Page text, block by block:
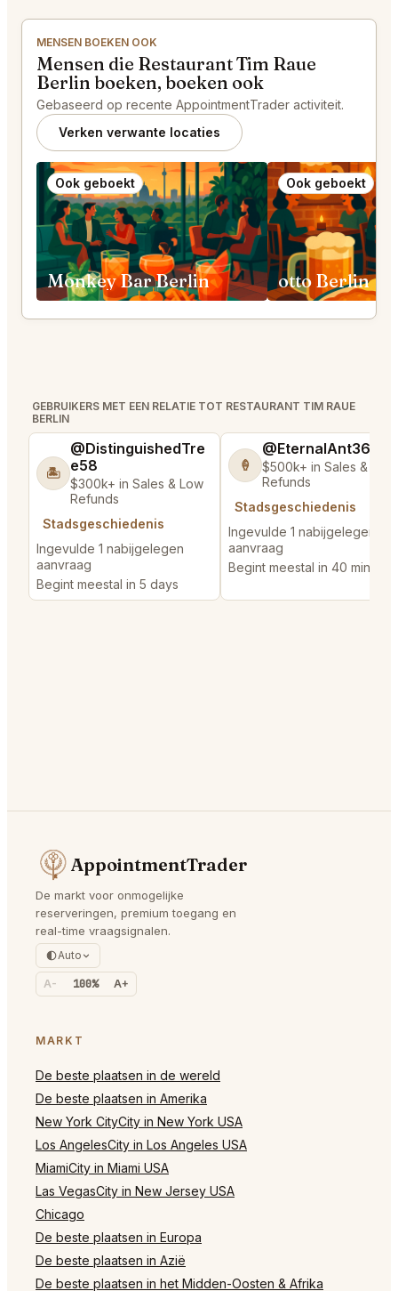
MENSEN BOEKEN OOK
Mensen die Restaurant Tim Raue
Berlin boeken, boeken ook
Gebaseerd op recente AppointmentTrader activiteit.
Verken verwante locaties
Ook geboekt
Monkey Bar Berlin
Ook geboekt
otto Berlin
GEBRUIKERS MET EEN RELATIE TOT RESTAURANT TIM RAUE
BERLIN
🏝️
@DistinguishedTre
e58
$300k+ in Sales & Low
Refunds
Stadsgeschiedenis
Ingevulde 1 nabijgelegen
aanvraag
Begint meestal in 5 days
🍦
@EternalAnt36
$500k+ in Sales & Low
Refunds
Stadsgeschiedenis
Ingevulde 1 nabijgelegen
aanvraag
Begint meestal in 40 minutes
AppointmentTrader
De markt voor onmogelijke
reserveringen, premium toegang en
real-time vraagsignalen.
Auto
A- 100% A+
MARKT
De beste plaatsen in de wereld
De beste plaatsen in Amerika
New York CityCity in New York USA
Los AngelesCity in Los Angeles USA
MiamiCity in Miami USA
Las VegasCity in New Jersey USA
Chicago
De beste plaatsen in Europa
De beste plaatsen in Azië
De beste plaatsen in het Midden-Oosten & Afrika